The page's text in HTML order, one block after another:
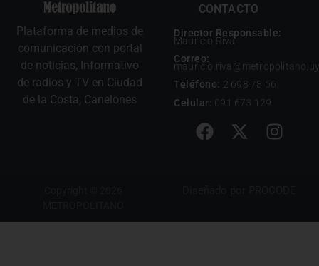
Plataforma de medios de
comunicación con portal
de noticias, Informativo
de radios y TV en Ciudad
de la Costa, Canelones
CONTACTO
Director Responsable:
Mauricio Riva
Correo:
mauricio.riva@metropolitano.uy
Teléfono: 2 698 78 66
Celular: 091 673 129